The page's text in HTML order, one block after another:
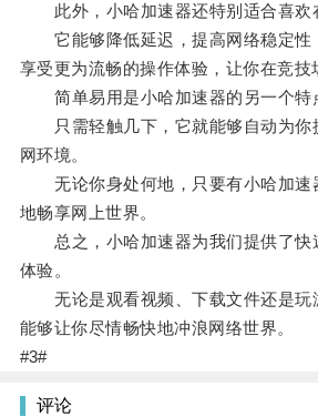
此外，小哈加速器还特别适合喜欢
它能够降低延迟，提高网络稳定性
享受更为流畅的操作体验，让你在竞技
简单易用是小哈加速器的另一个特
只需轻触几下，它就能够自动为你
网环境。
无论你身处何地，只要有小哈加速
地畅享网上世界。
总之，小哈加速器为我们提供了快
体验。
无论是观看视频、下载文件还是玩
能够让你尽情畅快地冲浪网络世界。
#3#
评论